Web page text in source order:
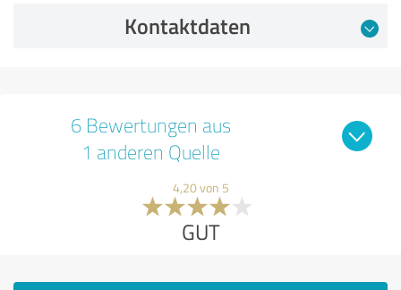
Kontaktdaten
6 Bewertungen aus
1 anderen Quelle
4,20 von 5
GUT